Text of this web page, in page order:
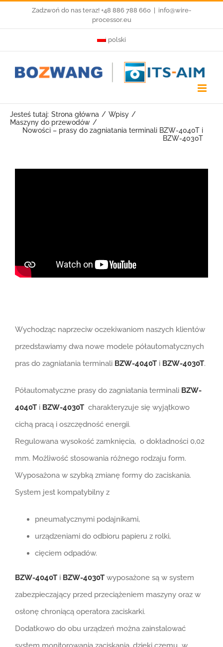
Zadzwoń do nas teraz! +48 886 788 660
info@wire-
processor.eu
polski
Jesteś tutaj: Strona główna
Wpisy
Maszyny do przewodów
Nowości – prasy do zagniatania terminali BZW-4040T i
BZW-4030T
Wychodząc naprzeciw oczekiwaniom naszych klientów
przedstawiamy dwa nowe modele półautomatycznych
pras do zagniatania terminali BZW-4040T i BZW-4030T.
Półautomatyczne prasy do zagniatania terminali BZW-
4040T i BZW-4030T charakteryzuje się wyjątkowo
cichą pracą i oszczędność energii.
Regulowana wysokość zamknięcia, o dokładności 0,02
mm. Możliwość stosowania różnego rodzaju form.
Wyposażona w szybką zmianę formy do zaciskania.
System jest kompatybilny z
pneumatycznymi podajnikami,
urządzeniami do odbioru papieru z rolki,
cięciem odpadów.
BZW-4040T i BZW-4030T wyposażone są w system
zabezpieczający przed przeciążeniem maszyny oraz w
osłonę chroniącą operatora zaciskarki.
Dodatkowo do obu urządzeń można zainstalować